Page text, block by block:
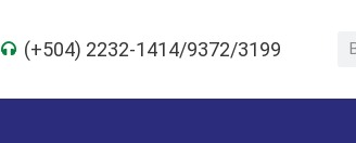
(+504) 2232-1414/9372/3199